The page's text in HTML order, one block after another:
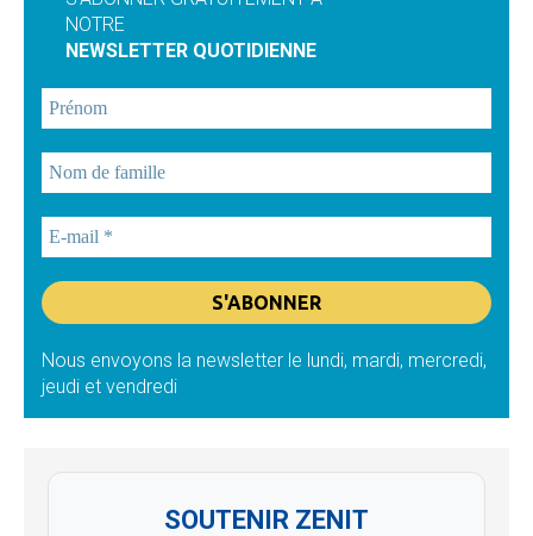
NOTRE
NEWSLETTER QUOTIDIENNE
Nous envoyons la newsletter le lundi, mardi, mercredi,
jeudi et vendredi
SOUTENIR ZENIT